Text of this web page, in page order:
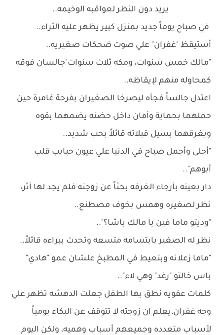
يريد دون النظر لعواقبه الوخيمه..
في صباح يوماً جديد بمنزل كبير يظهر عليه الثراء..
أستيقظ "غفران" علي صوت ضحكات صغيريه..
"مالك خمس سنوات، ومكه ثلاث سنوات"جالسان فوقه
كمحاوله منهم لإيقاظه..
اعتدل جالساً فجأه ليصرخا الصغيران بفرحة غامرة حين
حملهما بحماية وأمان داخل حضنه يضمهما بقوه
ويغرقهما بسيل قبلاته قائلاً بحب شديد..
"أحلى وأجمل صباح في الدنيا علي عيون حبايب قلب
أبوهم"..
دار بعينه بأرجاء الغرفه بحثاً عن زوجته فلم يجد لها أثر،
نظر لصغيره وهمس بخوف مصطنع..
"وديتو ماما فين يا مالك باشا؟"..
نظر له الصغير بابتسامه متسعه وتحدث ببراءه قائلاً..
"ماما زعلانه وبتعيط في المطبخ علشان عمو "هادي"
باس خالتو "رغد" وهي لاء"..
كلمات عفويه نطق بها الطفل جعلت الدهشه تظهر علي
وجه غفران،يعلم ان زوجته لا تتوقف عن البكاء يومياً
لأسباب متعدده وجميعهم أسباب وهميه، ولكن اليوم